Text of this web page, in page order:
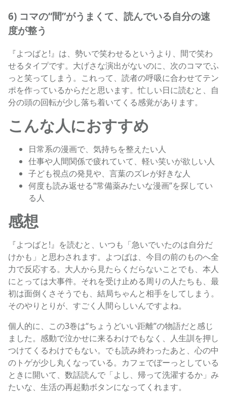
6) コマの“間”がうまくて、読んでいる自分の速
度が整う
『よつばと!』は、勢いで笑わせるというより、間で笑わ
せるタイプです。大げさな演出がないのに、次のコマでふ
っと笑ってしまう。これって、読者の呼吸に合わせてテン
ポを作っているからだと思います。忙しい日に読むと、自
分の頭の回転が少し落ち着いてくる感覚があります。
こんな人におすすめ
日常系の漫画で、気持ちを整えたい人
仕事や人間関係で疲れていて、軽い笑いが欲しい人
子ども視点の発見や、言葉のズレが好きな人
何度も読み返せる“常備薬みたいな漫画”を探してい
る人
感想
『よつばと!』を読むと、いつも「急いでいたのは自分だ
けかも」と思わされます。よつばは、今目の前のものへ全
力で反応する。大人から見たらくだらないことでも、本人
にとっては大事件。それを受け止める周りの人たちも、最
初は面倒くさそうでも、結局ちゃんと相手をしてしまう。
そのやりとりが、すごく人間らしいんですよね。
個人的に、この3巻は“ちょうどいい距離”の物語だと感じ
ました。感動で泣かせに来るわけでもなく、人生訓を押し
つけてくるわけでもない。でも読み終わったあと、心の中
のトゲが少し丸くなっている。カフェでぼーっとしている
ときに開いて、数話読んで「よし、帰って洗濯するか」み
たいな、生活の再起動ボタンになってくれます。